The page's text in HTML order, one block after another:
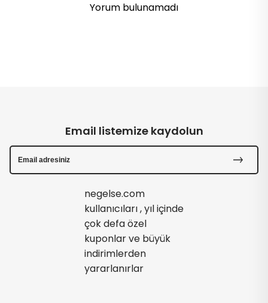
Yorum bulunamadı
Email listemize kaydolun
negelse.com
kullanıcıları , yıl içinde
çok defa özel
kuponlar ve büyük
indirimlerden
yararlanırlar